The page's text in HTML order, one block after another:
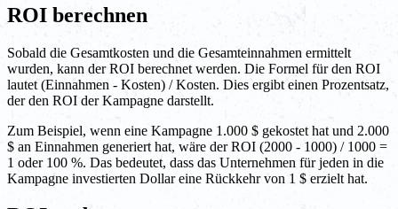
ROI berechnen
Sobald die Gesamtkosten und die Gesamteinnahmen ermittelt
wurden, kann der ROI berechnet werden. Die Formel für den ROI
lautet (Einnahmen - Kosten) / Kosten. Dies ergibt einen Prozentsatz,
der den ROI der Kampagne darstellt.
Zum Beispiel, wenn eine Kampagne 1.000 $ gekostet hat und 2.000
$ an Einnahmen generiert hat, wäre der ROI (2000 - 1000) / 1000 =
1 oder 100 %. Das bedeutet, dass das Unternehmen für jeden in die
Kampagne investierten Dollar eine Rückkehr von 1 $ erzielt hat.